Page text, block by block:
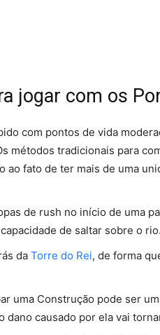
jogar com os
com pontos de vida
métodos tradicionais para
ao fato de ter mais de uma
de rush no início de uma
de saltar sobre o
da Torre do Rei, de forma
uma Construção pode ser
dano causado por ela vai